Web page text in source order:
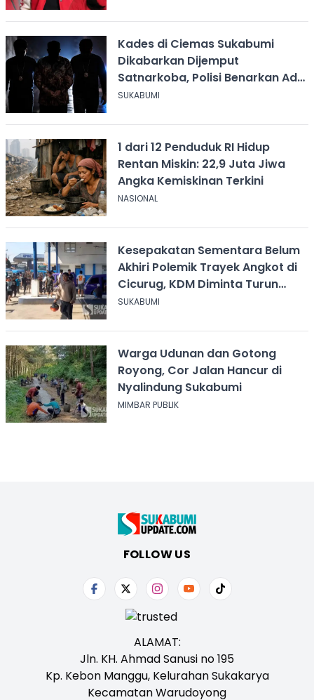
Kades di Ciemas Sukabumi
Dikabarkan Dijemput
Satnarkoba, Polisi Benarkan Ada
Penindakan
SUKABUMI
1 dari 12 Penduduk RI Hidup
Rentan Miskin: 22,9 Juta Jiwa
Angka Kemiskinan Terkini
NASIONAL
Kesepakatan Sementara Belum
Akhiri Polemik Trayek Angkot di
Cicurug, KDM Diminta Turun
Tangan
SUKABUMI
Warga Udunan dan Gotong
Royong, Cor Jalan Hancur di
Nyalindung Sukabumi
MIMBAR PUBLIK
FOLLOW US
ALAMAT:
Jln. KH. Ahmad Sanusi no 195
Kp. Kebon Manggu, Kelurahan Sukakarya
Kecamatan Warudoyong